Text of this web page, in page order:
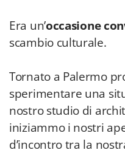
Era un’occasione
scambio culturale.
Tornato a Palermo
sperimentare una
nostro studio di
iniziammo i nostri
d’incontro tra la